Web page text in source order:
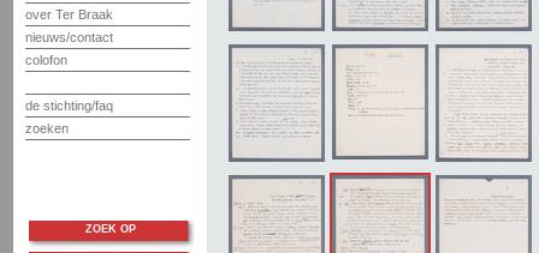
over Ter Braak
nieuws/contact
colofon
de stichting/faq
zoeken
ZOEK OP